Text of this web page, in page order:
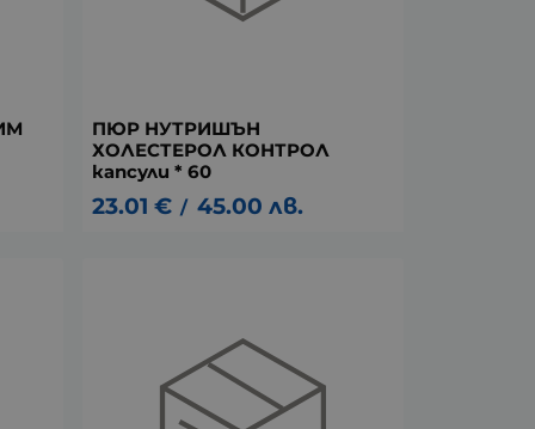
ПЮР НУТРИШЪН
ХОЛЕСТЕРОЛ КОНТРОЛ
капсули * 60
23.01 € / 45.00 лв.